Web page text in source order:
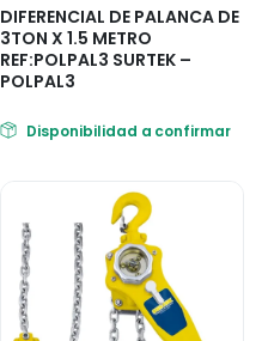
DIFERENCIAL DE PALANCA DE
3TON X 1.5 METRO
REF:POLPAL3 SURTEK –
POLPAL3
Disponibilidad a confirmar